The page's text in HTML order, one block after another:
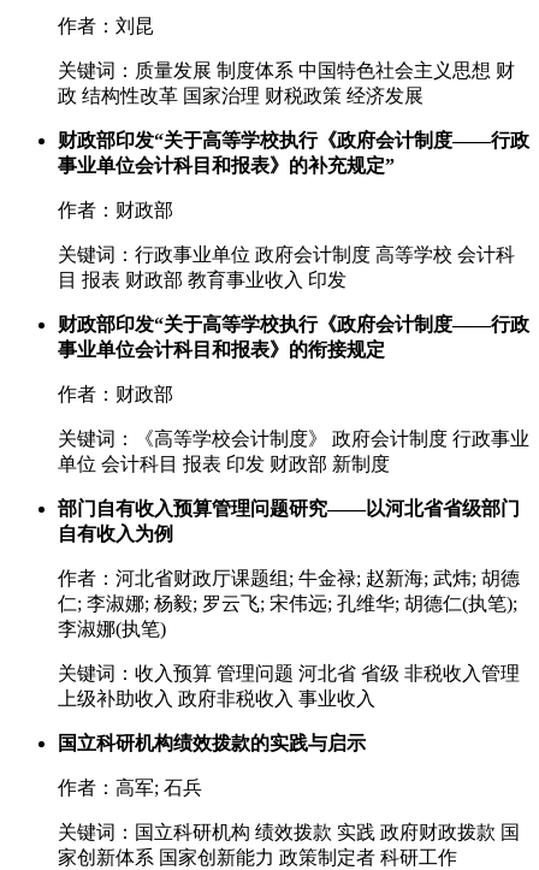
作者：刘昆
关键词：质量发展 制度体系 中国特色社会主义思想 财
政 结构性改革 国家治理 财税政策 经济发展
财政部印发“关于高等学校执行《政府会计制度——行政
事业单位会计科目和报表》的补充规定”
作者：财政部
关键词：行政事业单位 政府会计制度 高等学校 会计科
目 报表 财政部 教育事业收入 印发
财政部印发“关于高等学校执行《政府会计制度——行政
事业单位会计科目和报表》的衔接规定
作者：财政部
关键词：《高等学校会计制度》 政府会计制度 行政事业
单位 会计科目 报表 印发 财政部 新制度
部门自有收入预算管理问题研究——以河北省省级部门
自有收入为例
作者：河北省财政厅课题组; 牛金禄; 赵新海; 武炜; 胡德
仁; 李淑娜; 杨毅; 罗云飞; 宋伟远; 孔维华; 胡德仁(执笔);
李淑娜(执笔)
关键词：收入预算 管理问题 河北省 省级 非税收入管理
上级补助收入 政府非税收入 事业收入
国立科研机构绩效拨款的实践与启示
作者：高军; 石兵
关键词：国立科研机构 绩效拨款 实践 政府财政拨款 国
家创新体系 国家创新能力 政策制定者 科研工作